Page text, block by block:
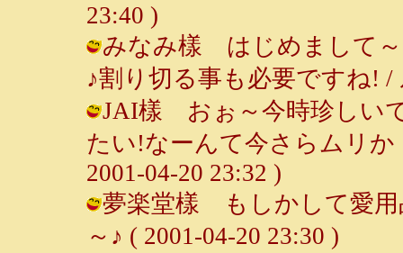
23:40 )
みなみ樣 はじめまして
♪割り切る事も必要ですね! /
JAI樣 おぉ～今時珍しい
たい!なーんて今さらムリ
2001-04-20 23:32 )
夢楽堂樣 もしかして愛用
～♪ ( 2001-04-20 23:30 )